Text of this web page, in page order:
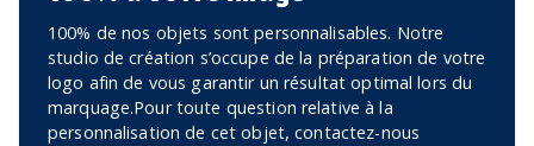
100% de nos objets sont personnalisables. Notre
studio de création s’occupe de la préparation de votre
logo afin de vous garantir un résultat optimal lors du
marquage.Pour toute question relative à la
personnalisation de cet objet, contactez-nous